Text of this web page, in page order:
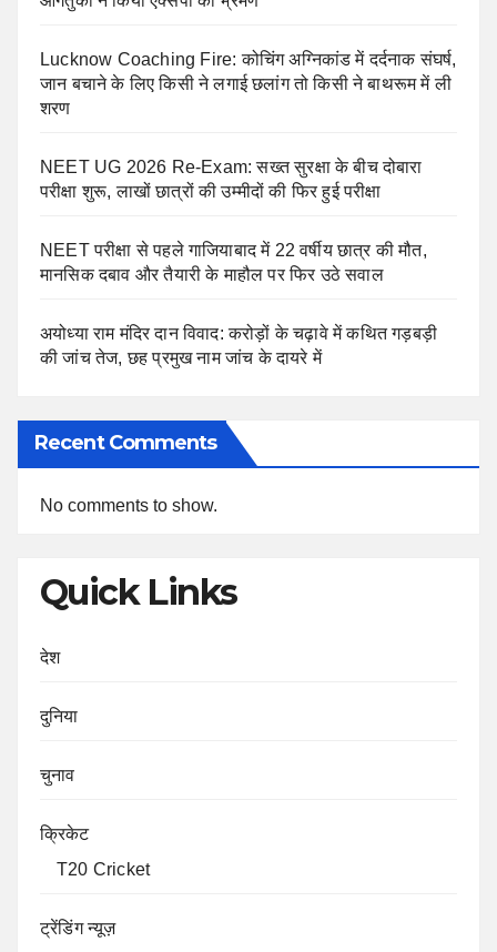
Lucknow Coaching Fire: कोचिंग अग्निकांड में दर्दनाक संघर्ष,
जान बचाने के लिए किसी ने लगाई छलांग तो किसी ने बाथरूम में ली
शरण
NEET UG 2026 Re-Exam: सख्त सुरक्षा के बीच दोबारा
परीक्षा शुरू, लाखों छात्रों की उम्मीदों की फिर हुई परीक्षा
NEET परीक्षा से पहले गाजियाबाद में 22 वर्षीय छात्र की मौत,
मानसिक दबाव और तैयारी के माहौल पर फिर उठे सवाल
अयोध्या राम मंदिर दान विवाद: करोड़ों के चढ़ावे में कथित गड़बड़ी
की जांच तेज, छह प्रमुख नाम जांच के दायरे में
Recent Comments
No comments to show.
Quick Links
देश
दुनिया
चुनाव
क्रिकेट
T20 Cricket
ट्रेंडिंग न्यूज़